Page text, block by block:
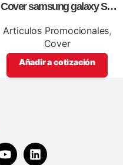
Cover samsung galaxy S3,
full color
Articulos Promocionales,
Cover
Añadir a cotización